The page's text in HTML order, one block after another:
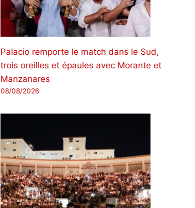
Palacio remporte le match dans le Sud,
trois oreilles et épaules avec Morante et
Manzanares
08/08/2026